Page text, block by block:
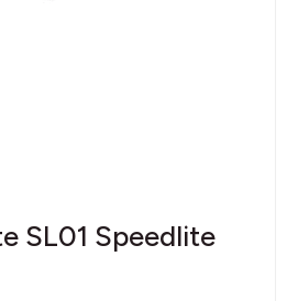
SL01 Speedlite